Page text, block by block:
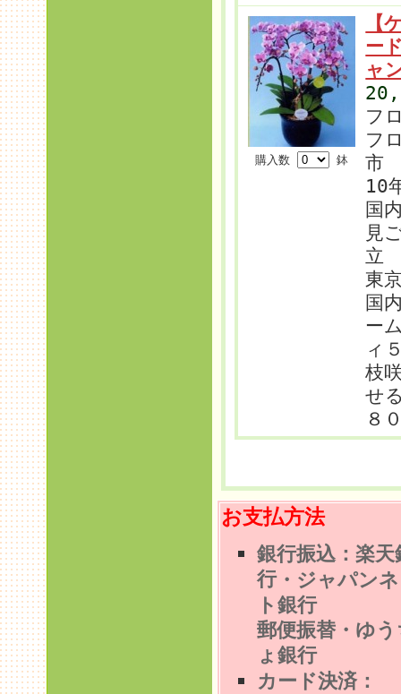
購入数 鉢
【
ー
ャ
フ
フ
市
10
国
見
立
東
国
ー
ィ
枝
せ
８
お支払方法
銀行振込：楽天
行・ジャパン
ト銀行
郵便振替・ゆ
ょ銀行
カード決済：